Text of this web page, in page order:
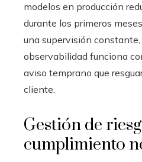
modelos en producción
durante los primeros
una supervisión constante,
observabilidad funciona
aviso temprano que
cliente.
Gestión de
cumplimiento